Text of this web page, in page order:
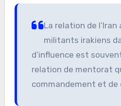
La relation de l’Iran
militants irakiens
d’influence est
relation de mentorat
commandement et